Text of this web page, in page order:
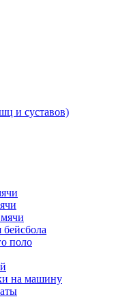
и суставов)
поло
на машину